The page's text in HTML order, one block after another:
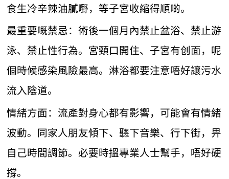
食生冷辛辣油膩嘢，等子宮收縮得順啲。
最重要嘅禁忌：術後一個月內禁止盆浴、禁止游
泳、禁止性行為。宮頸口開住、子宮有创面，呢
個時候感染風險最高。淋浴都要注意唔好讓污水
流入陰道。
情緒方面：流產對身心都有影響，可能會有情緒
波動。同家人朋友傾下、聽下音樂、行下街，畀
自己時間調節。必要時搵專業人士幫手，唔好硬
撐。